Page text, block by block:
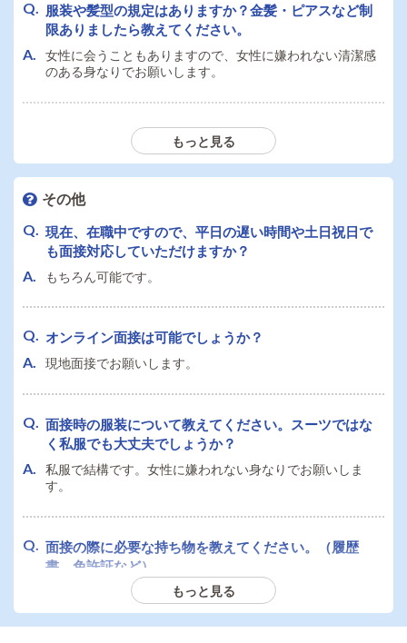
大型連休（GW・お盆・夏季冬季・年末年始など）はあ
りますか？
年に数回店休日をとります。
服装や髪型の規定はありますか？金髪・ピアスなど制
限ありましたら教えてください。
女性に会うこともありますので、女性に嫌われない清潔感
のある身なりでお願いします。
車・バイク・自転車等での通勤は可能でしょうか？駐
車場はありますか？
自転車通勤可能です。
駐輪場があります。
業務を通して身につくスキルはありますか？
営業スキルや業務改善、コミュニケーションスキル等幅広
もっと見る
その他
現在、在職中ですので、平日の遅い時間や土日祝日で
も面接対応していただけますか？
もちろん可能です。
オンライン面接は可能でしょうか？
現地面接でお願いします。
面接時の服装について教えてください。スーツではな
く私服でも大丈夫でしょうか？
私服で結構です。女性に嫌われない身なりでお願いしま
す。
面接の際に必要な持ち物を教えてください。（履歴
書、免許証など）
履歴書と公的顔つき本人確認書類（免許証・マイナンバー
カード・パスポートなど）
もっと見る